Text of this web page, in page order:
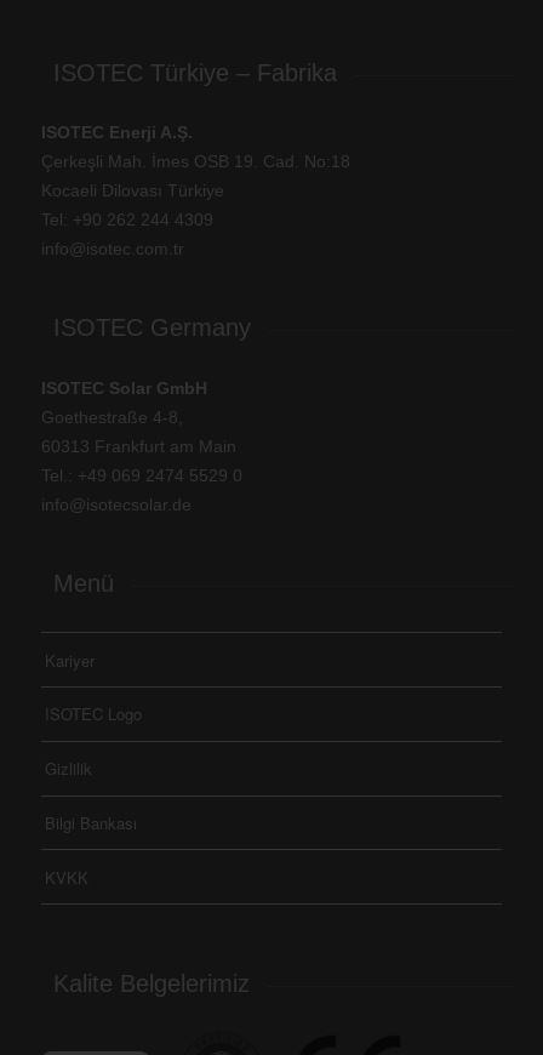
ISOTEC Türkiye – Fabrika
ISOTEC Enerji A.Ş.
Çerkeşli Mah. İmes OSB 19. Cad. No:18
Kocaeli Dilovası Türkiye
Tel: +90 262 244 4309
info@isotec.com.tr
ISOTEC Germany
ISOTEC Solar GmbH
Goethestraße 4-8,
60313 Frankfurt am Main
Tel.: +49 069 2474 5529 0
info@isotecsolar.de
Menü
Kariyer
ISOTEC Logo
Gizlilik
Bilgi Bankası
KVKK
Kalite Belgelerimiz